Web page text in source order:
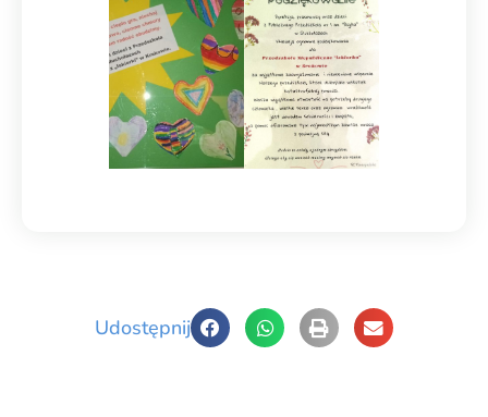
Udostępnij